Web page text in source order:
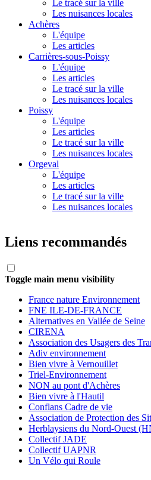
Le tracé sur la ville
Les nuisances locales
Achères
L'équipe
Les articles
Carrières-sous-Poissy
L'équipe
Les articles
Le tracé sur la ville
Les nuisances locales
Poissy
L'équipe
Les articles
Le tracé sur la ville
Les nuisances locales
Orgeval
L'équipe
Les articles
Le tracé sur la ville
Les nuisances locales
Liens recommandés
Toggle main menu visibility
France nature Environnement
FNE ILE-DE-FRANCE
Alternatives en Vallée de Seine
CIRENA
Association des Usagers des
Adiv environnement
Bien vivre à Vernouillet
Triel-Environnement
NON au pont d'Achères
Bien vivre à l'Hautil
Conflans Cadre de vie
Association de Protection des
Herblaysiens du Nord-Ouest
Collectif JADE
Collectif UAPNR
Un Vélo qui Roule